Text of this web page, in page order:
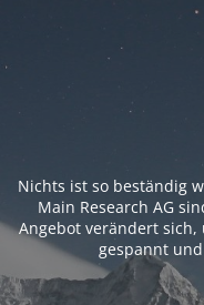
Nichts ist so beständig
Main Research AG
Angebot verändert
gespannt